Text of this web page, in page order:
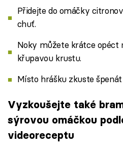
Přidejte do omáčky
chuť.
Noky můžete krátce opéct
křupavou krustu.
Místo hrášku zkuste
Vyzkoušejte také
sýrovou omáčkou
videoreceptu